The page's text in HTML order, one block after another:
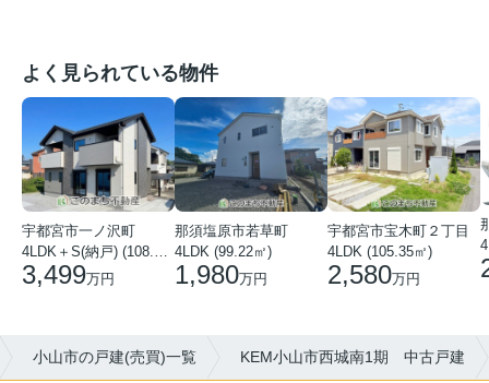
よく見られている物件
宇都宮市一ノ沢町
3,499万円
那須塩原市若草町
4LDK (99.22㎡)
1,980万円
宇都宮市宝木町２丁目
4LDK (105.35㎡)
2,580万円
小山市の戸建(売買)一覧 KEM小山市西城南1期 中古戸建